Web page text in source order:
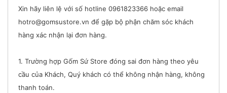
Xin hãy liên lệ với số hotline 0961823366 hoặc email
hotro@gomsustore.vn để gặp bộ phận chăm sóc khách
hàng xác nhận lại đơn hàng.
1. Trường hợp Gốm Sứ Store đóng sai đơn hàng theo yêu
cầu của Khách, Quý khách có thể không nhận hàng, không
thanh toán.